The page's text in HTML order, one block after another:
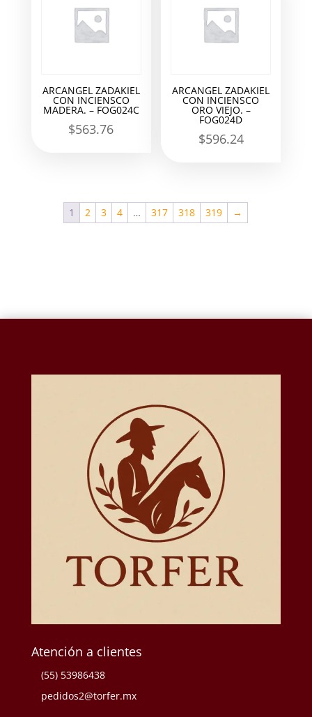
ARCANGEL ZADAKIEL
CON INCIENSCO
MADERA. – FOG024C
$563.76
ARCANGEL ZADAKIEL
CON INCIENSCO
ORO VIEJO. –
FOG024D
$596.24
1 2 3 4 … 317 318 319 →
Atención a clientes
(55) 53986438
pedidos2@torfer.mx